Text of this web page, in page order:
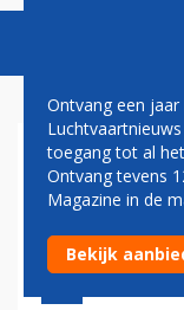
14 november 2003
Ontvang een
toegang tot al
Ontvang tevens
Magazine in de
Bekijk